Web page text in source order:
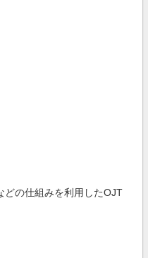
の仕組みを利用したOJT